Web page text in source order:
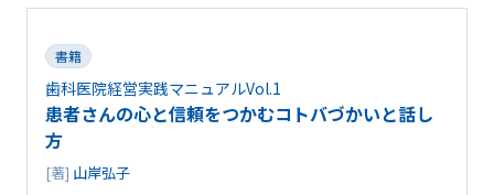
書籍
歯科医院経営実践マニュアルVol.1
患者さんの心と信頼をつかむコトバづかいと話し
方
[著] 山岸弘子